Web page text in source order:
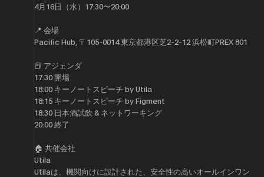
​4月16日（水）17:30〜20:00
​​📍 会場
​​Pacific Hub, 〒105-0014 東京都港区芝2-2-12 浜松町PREX 801
​📕 アジェンダ
​​​17:30 開場
​​​18:00 キーノートスピーチ by Utila
​18:15 キーノートスピーチ by Figment
​18:30 日本酒試飲 & ネットワーキング
​​​20:00 終了
🏠 共催会社
​Utila
​Utilaは、機関向けに設計された、安全性の高いオールインワン